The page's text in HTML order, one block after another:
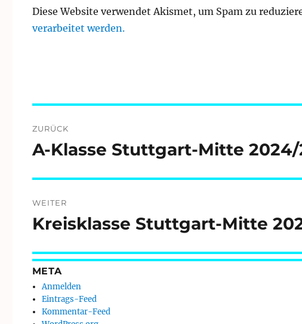
Diese Website verwendet Akismet, um Spam zu
verarbeitet werden.
ZURÜCK
Vorheriger
A-Klasse Stuttgart-Mitte 2024/
WEITER
Nächster
Kreisklasse Stuttgart-Mitte
META
Anmelden
Eintrags-Feed
Kommentar-Feed